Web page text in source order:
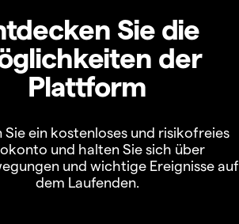
Sie die
der
Plattform
Sie ein kostenloses und risikofreies
und halten Sie sich über
und wichtige Ereignisse auf
dem Laufenden.